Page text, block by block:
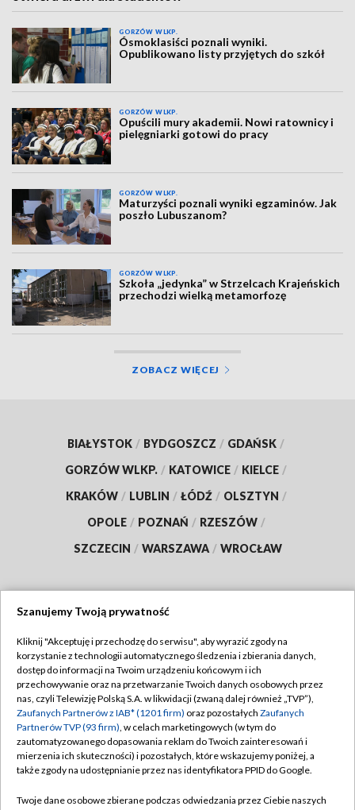
GORZÓW WLKP.
Ósmoklasiści poznali wyniki.
Opublikowano listy przyjętych do szkół
GORZÓW WLKP.
Opuścili mury akademii. Nowi ratownicy i
pielęgniarki gotowi do pracy
GORZÓW WLKP.
Maturzyści poznali wyniki egzaminów. Jak
poszło Lubuszanom?
GORZÓW WLKP.
Szkoła „jedynka” w Strzelcach Krajeńskich
przechodzi wielką metamorfozę
ZOBACZ WIĘCEJ
BIAŁYSTOK / BYDGOSZCZ / GDAŃSK /
GORZÓW WLKP. / KATOWICE / KIELCE /
KRAKÓW / LUBLIN / ŁÓDŹ / OLSZTYN /
OPOLE / POZNAŃ / RZESZÓW /
SZCZECIN / WARSZAWA / WROCŁAW
TVP
Abonament TVP
Emisja w TVP
Centrum informacji TVP
Naziemna Telewizja Cyfrowa
Regulamin TVP
Polityka prywatności
Moje zgody
Pomoc
Szanujemy Twoją prywatność
Kliknij "Akceptuję i przechodzę do serwisu", aby wyrazić zgody na
korzystanie z technologii automatycznego śledzenia i zbierania danych,
dostęp do informacji na Twoim urządzeniu końcowym i ich
przechowywanie oraz na przetwarzanie Twoich danych osobowych przez
nas, czyli Telewizję Polską S.A. w likwidacji (zwaną dalej również „TVP”),
Zaufanych Partnerów z IAB* (1201 firm) oraz pozostałych Zaufanych
Partnerów TVP (93 firm), w celach marketingowych (w tym do
zautomatyzowanego dopasowania reklam do Twoich zainteresowań i
mierzenia ich skuteczności) i pozostałych, które wskazujemy poniżej, a
także zgody na udostępnianie przez nas identyfikatora PPID do Google.
Twoje dane osobowe zbierane podczas odwiedzania przez Ciebie naszych